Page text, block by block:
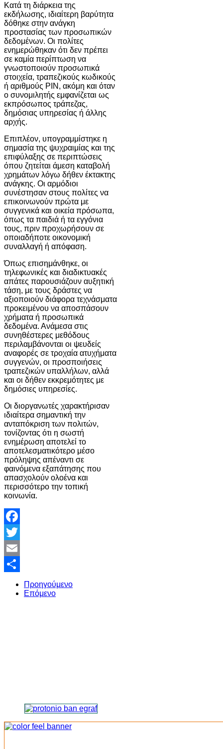
Κατά τη διάρκεια της
εκδήλωσης, ιδιαίτερη βαρύτητα
δόθηκε στην ανάγκη
προστασίας των προσωπικών
δεδομένων. Οι πολίτες
ενημερώθηκαν ότι δεν πρέπει
σε καμία περίπτωση να
γνωστοποιούν προσωπικά
στοιχεία, τραπεζικούς κωδικούς
ή αριθμούς PIN, ακόμη και όταν
ο συνομιλητής εμφανίζεται ως
εκπρόσωπος τράπεζας,
δημόσιας υπηρεσίας ή άλλης
αρχής.
Επιπλέον, υπογραμμίστηκε η
σημασία της ψυχραιμίας και της
επιφύλαξης σε περιπτώσεις
όπου ζητείται άμεση καταβολή
χρημάτων λόγω δήθεν έκτακτης
ανάγκης. Οι αρμόδιοι
συνέστησαν στους πολίτες να
επικοινωνούν πρώτα με
συγγενικά και οικεία πρόσωπα,
όπως τα παιδιά ή τα εγγόνια
τους, πριν προχωρήσουν σε
οποιαδήποτε οικονομική
συναλλαγή ή απόφαση.
Όπως επισημάνθηκε, οι
τηλεφωνικές και διαδικτυακές
απάτες παρουσιάζουν αυξητική
τάση, με τους δράστες να
αξιοποιούν διάφορα τεχνάσματα
προκειμένου να αποσπάσουν
χρήματα ή προσωπικά
δεδομένα. Ανάμεσα στις
συνηθέστερες μεθόδους
περιλαμβάνονται οι ψευδείς
αναφορές σε τροχαία ατυχήματα
συγγενών, οι προσποιήσεις
τραπεζικών υπαλλήλων, αλλά
και οι δήθεν εκκρεμότητες με
δημόσιες υπηρεσίες.
Οι διοργανωτές χαρακτήρισαν
ιδιαίτερα σημαντική την
ανταπόκριση των πολιτών,
τονίζοντας ότι η σωστή
ενημέρωση αποτελεί το
αποτελεσματικότερο μέσο
πρόληψης απέναντι σε
φαινόμενα εξαπάτησης που
απασχολούν ολοένα και
περισσότερο την τοπική
κοινωνία.
Facebook
Twitter
Email
Share
Προηγούμενο
Επόμενο